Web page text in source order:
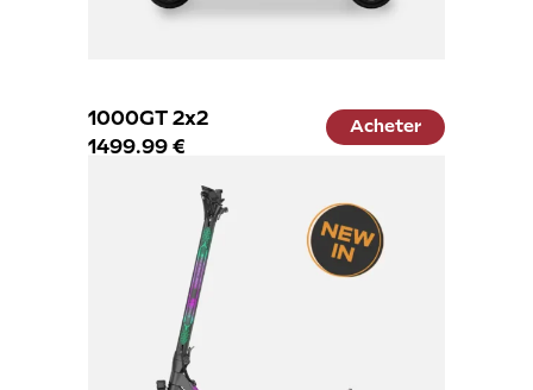
1000GT 2x2
1499.99 €
Acheter